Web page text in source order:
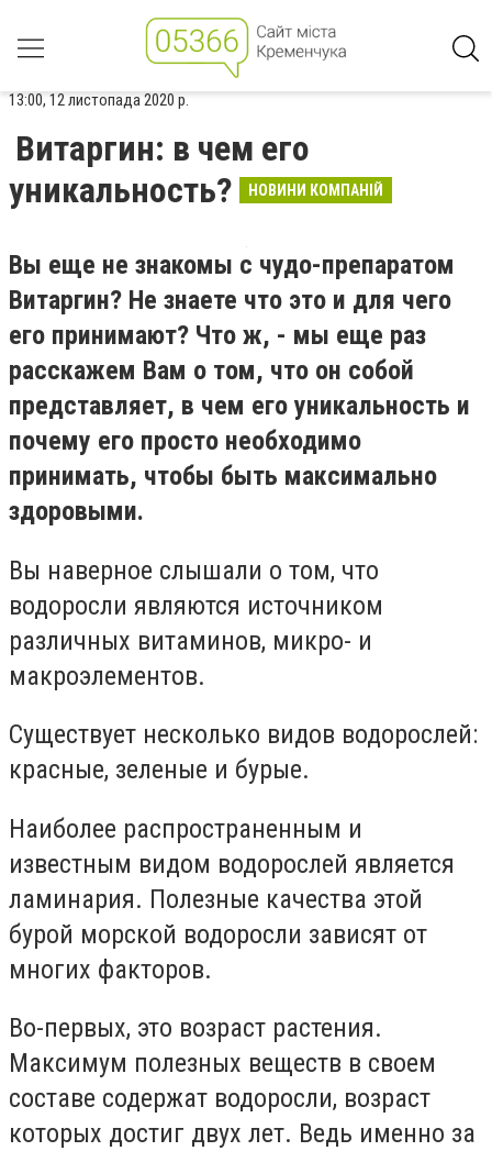
13:00, 12 листопада 2020 р.
Витаргин: в чем его
уникальность?
НОВИНИ КОМПАНІЙ
Вы еще не знакомы с чудо-препаратом
Витаргин? Не знаете что это и для чего
его принимают? Что ж, - мы еще раз
расскажем Вам о том, что он собой
представляет, в чем его уникальность и
почему его просто необходимо
принимать, чтобы быть максимально
здоровыми.
Вы наверное слышали о том, что
водоросли являются источником
различных витаминов, микро- и
макроэлементов.
Существует несколько видов водорослей:
красные, зеленые и бурые.
Наиболее распространенным и
известным видом водорослей является
ламинария. Полезные качества этой
бурой морской водоросли зависят от
многих факторов.
Во-первых, это возраст растения.
Максимум полезных веществ в своем
составе содержат водоросли, возраст
которых достиг двух лет. Ведь именно за